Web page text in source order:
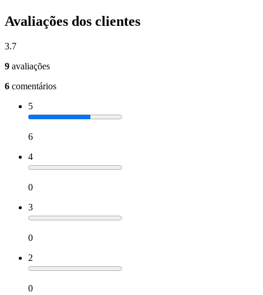
Avaliações dos clientes
3.7
9 avaliações
6 comentários
5
6
4
0
3
0
2
0